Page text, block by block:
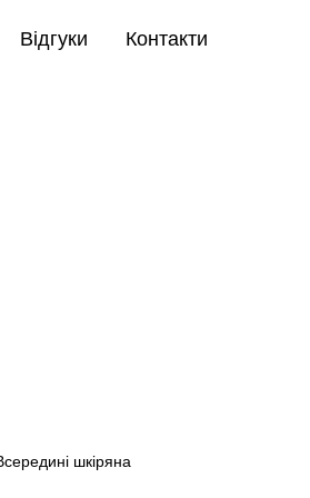
Відгуки Контакти
шкіряна